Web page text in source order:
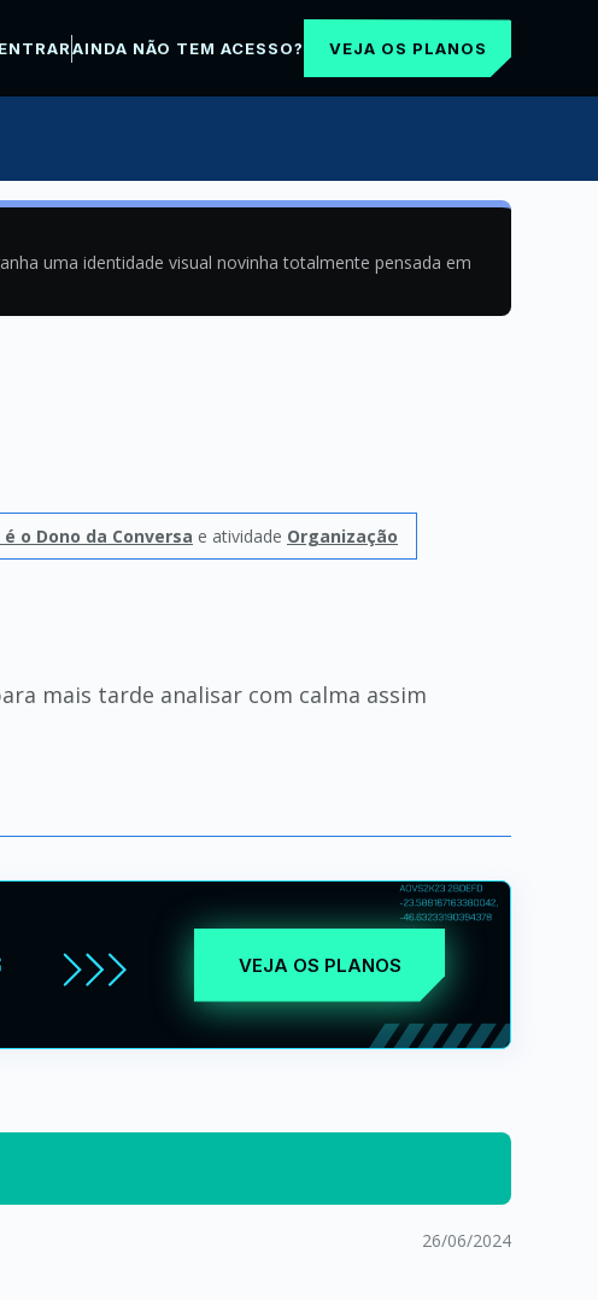
ENTRARAINDA NÃO TEM ACESSO? VEJA OS PLANOS
uma identidade visual novinha totalmente pensada em
é o Dono da Conversa e atividade Organização
mais tarde analisar com calma assim
VEJA OS PLANOS
26/06/2024